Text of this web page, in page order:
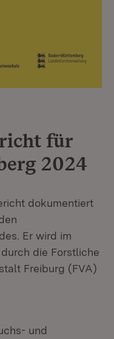
für
2024
dokumentiert
Er wird im
die Forstliche
Freiburg (FVA)
und